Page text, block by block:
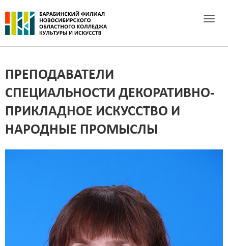
Toggle
ПРЕПОДАВАТЕЛИ
СПЕЦИАЛЬНОСТИ ДЕКОРАТИВНО-
ПРИКЛАДНОЕ ИСКУССТВО И
НАРОДНЫЕ ПРОМЫСЛЫ